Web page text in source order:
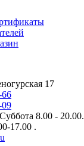
17
66
09
8.00 - 20.00.
17.00 .